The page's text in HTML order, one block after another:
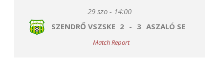
29 szo - 14:00
SZENDRŐ VSZSKE 2 - 3 ASZALÓ SE
Match Report